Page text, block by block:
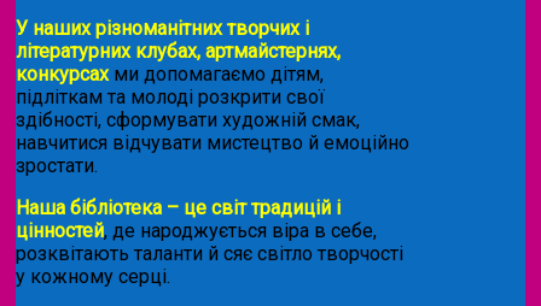
У наших різноманітних творчих і
літературних клубах, артмайстернях,
конкурсахми допомагаємо дітям,
підліткам та молоді розкрити свої
здібності, сформувати художній смак,
навчитися відчувати мистецтво й емоційно
зростати.
Наша бібліотека – це світ традицій і
цінностей, де народжується віра в себе,
розквітають таланти й сяє світло творчості
у кожному серці.